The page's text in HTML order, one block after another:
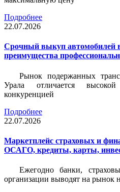
Подробнее
22.07.2026
Срочный выкуп автомобилей
преимущества
Рынок подержанных
Урала отличается
конкуренцией
Подробнее
22.07.2026
Маркетплейс страховых и
ОСАГО, кредиты, карты,
Ежегодно банки,
организации выводят на рынок